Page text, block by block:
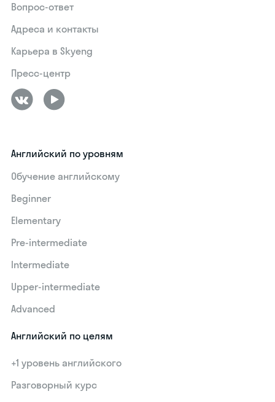
Вопрос-ответ
Адреса и контакты
Карьера в Skyeng
Пресс-центр
Английский по уровням
Обучение английскому
Beginner
Elementary
Pre-intermediate
Intermediate
Upper-intermediate
Advanced
Английский по целям
+1 уровень английского
Разговорный курс